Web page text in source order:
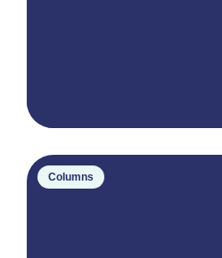
Columns